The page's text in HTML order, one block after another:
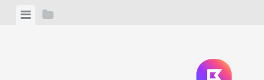
ViewView